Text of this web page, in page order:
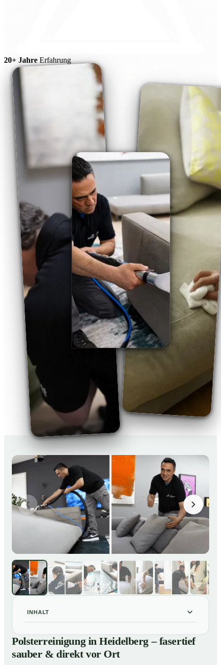
20+ Jahre Erfahrung
INHALT
Polsterreinigung in Heidelberg – fasertief sauber &
direkt vor Ort
Polsterreinigung in Heidelberg – fasertief
sauber & direkt vor Ort